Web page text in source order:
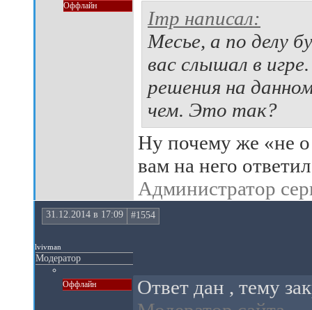
Оффлайн
Imp написал:
Месье, а по делу
вас слышал в
решения на
чем. Это так?
Ну почему же «не о
вам на него ответил
Администратор
31.12.2014 в 17:09 #1554
lvivman
Модератор
Оффлайн
Ответ дан , тему